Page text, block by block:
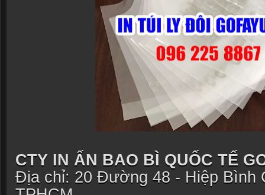
CTY IN ẤN BAO BÌ QUỐC TẾ
Địa chỉ: 20 Đường 48 - Hiệp Bình